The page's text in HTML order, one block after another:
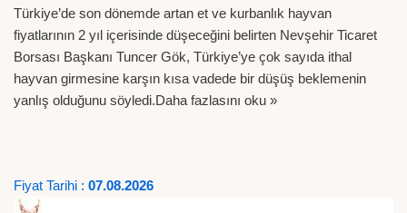
Türkiye’de son dönemde artan et ve kurbanlık hayvan
fiyatlarının 2 yıl içerisinde düşeceğini belirten Nevşehir Ticaret
Borsası Başkanı Tuncer Gök, Türkiye’ye çok sayıda ithal
hayvan girmesine karşın kısa vadede bir düşüş beklemenin
yanlış olduğunu söyledi.Daha fazlasını oku »
Fiyat Tarihi : 07.08.2026